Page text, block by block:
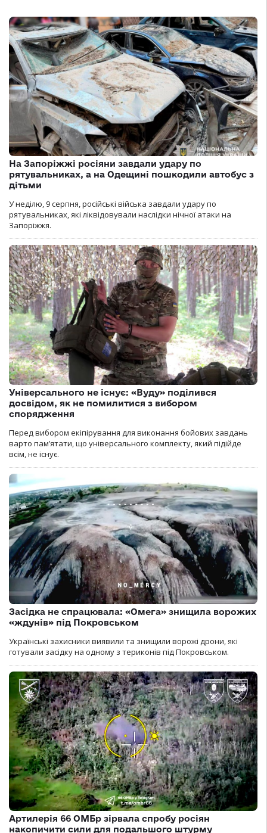
На Запоріжжі росіяни завдали удару по
рятувальниках, а на Одещині пошкодили автобус з
дітьми
У неділю, 9 серпня, російські війська завдали удару по
рятувальниках, які ліквідовували наслідки нічної атаки на
Запоріжжя.
Універсального не існує: «Вуду» поділився
досвідом, як не помилитися з вибором
спорядження
Перед вибором екіпірування для виконання бойових завдань
варто пам’ятати, що універсального комплекту, який підійде
всім, не існує.
Засідка не спрацювала: «Омега» знищила ворожих
«ждунів» під Покровськом
Українські захисники виявили та знищили ворожі дрони, які
готували засідку на одному з териконів під Покровськом.
Артилерія 66 ОМБр зірвала спробу росіян
накопичити сили для подальшого штурму